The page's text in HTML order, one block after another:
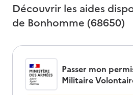
Découvrir les aides
de Bonhomme (68650)
Passer mon
Militaire